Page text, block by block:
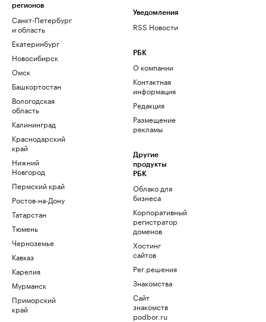
регионов
Санкт-Петербург
и область
Екатеринбург
Новосибирск
Омск
Башкортостан
Вологодская
область
Калининград
Краснодарский
край
Нижний
Новгород
Пермский край
Ростов-на-Дону
Татарстан
Тюмень
Черноземье
Кавказ
Карелия
Мурманск
Приморский
край
Уведомления
RSS Новости
РБК
О компании
Контактная
информация
Редакция
Размещение
рекламы
Другие
продукты
РБК
Облако для
бизнеса
Корпоративный
регистратор
доменов
Хостинг
сайтов
Рег.решения
Знакомства
Сайт
знакомств
podbor.ru